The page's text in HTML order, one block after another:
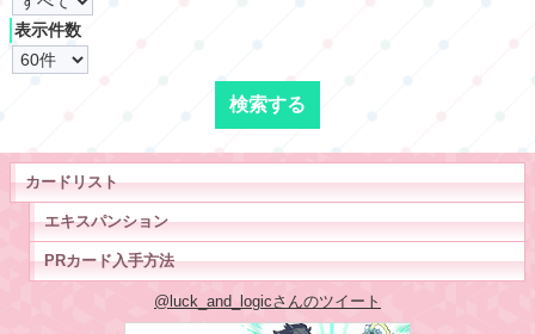
表示件数
カードリスト
エキスパンション
PRカード入手方法
@luck_and_logicさんのツイート